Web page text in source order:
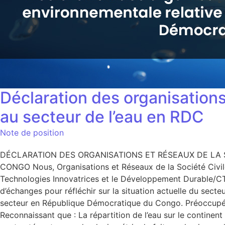
Déclaration des
au secteur de l’eau en RDC
Note de position
DÉCLARATION DES ORGANISATIONS ET RÉSEAUX DE
CONGO Nous, Organisations et Réseaux de la Société
Technologies Innovatrices et le Développement Durable/
d’échanges pour réfléchir sur la situation actuelle du
secteur en République Démocratique du Congo.
Reconnaissant que : La répartition de l’eau sur le